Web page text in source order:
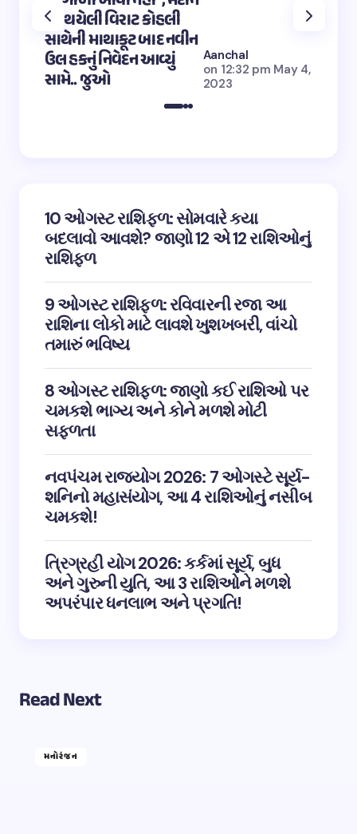
પર થયેલી વિરાટ કોહલી
સાથેની માથાકૂટ બાદ નવીન
ઉલ હકનું નિવેદન આવ્યું
સામે.. જુઓ
Aanchal
on 12:32 pm May 4,
2023
10 ઓગસ્ટ રાશિફળ: સોમવારે કયા
બદલાવો આવશે? જાણો 12 એ 12 રાશિઓનું
રાશિફળ
9 ઓગસ્ટ રાશિફળ: રવિવારની રજા આ
રાશિના લોકો માટે લાવશે ખુશખબરી, વાંચો
તમારું ભવિષ્ય
8 ઓગસ્ટ રાશિફળ: જાણો કઈ રાશિઓ પર
ચમકશે ભાગ્ય અને કોને મળશે મોટી
સફળતા
નવપંચમ રાજયોગ 2026: 7 ઓગસ્ટે સૂર્ય-
શનિનો મહાસંયોગ, આ 4 રાશિઓનું નસીબ
ચમકશે!
ત્રિગ્રહી યોગ 2026: કર્કમાં સૂર્ય, બુધ
અને ગુરુની યુતિ, આ 3 રાશિઓને મળશે
અપરંપાર ધનલાભ અને પ્રગતિ!
Read Next
મનોરંજન